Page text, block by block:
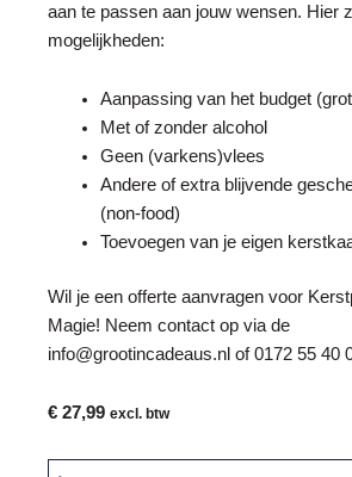
aan te passen aan jouw wensen. Hier
mogelijkheden:
Aanpassing van het budget
Met of zonder alcohol
Geen (varkens)vlees
Andere of extra blijvende
(non-food)
Toevoegen van je eigen
Wil je een offerte aanvragen voor
Magie! Neem contact op via de
info@grootincadeaus.nl of0172 55 40
€ 27,99 excl. btw